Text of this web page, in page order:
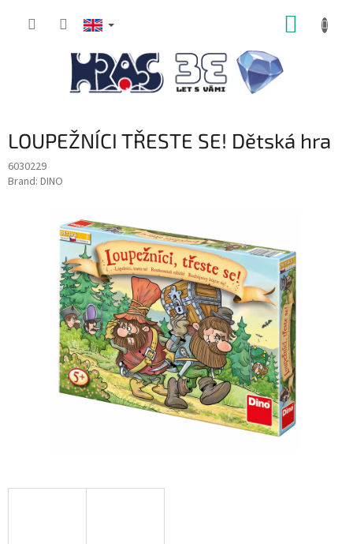
LOUPEŽNÍCI TŘESTE SE! Dětská hra
6030229
Brand: DINO